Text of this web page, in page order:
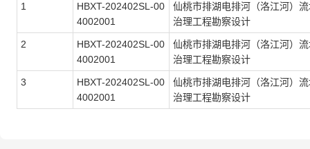
1
HBXT-202402SL-00
4002001
仙桃市排湖电排河（洛江河）
治理工程勘察设计
2
HBXT-202402SL-00
4002001
仙桃市排湖电排河（洛江河）
治理工程勘察设计
3
HBXT-202402SL-00
4002001
仙桃市排湖电排河（洛江河）
治理工程勘察设计